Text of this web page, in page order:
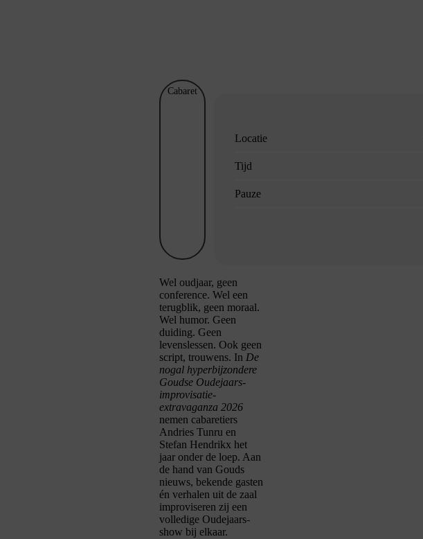
Cabaret
Locatie
Tijd
Pauze
Wel oudjaar, geen
conference. Wel een
terugblik, geen moraal.
Wel humor. Geen
duiding. Geen
levenslessen. Ook geen
script, trouwens. In De
nogal hyperbijzondere
Goudse Oudejaars-
improvisatie-
extravaganza 2026
nemen cabaretiers
Andries Tunru en
Stefan Hendrikx het
jaar onder de loep. Aan
de hand van Gouds
nieuws, bekende gasten
én verhalen uit de zaal
improviseren zij een
volledige Oudejaars-
show bij elkaar.